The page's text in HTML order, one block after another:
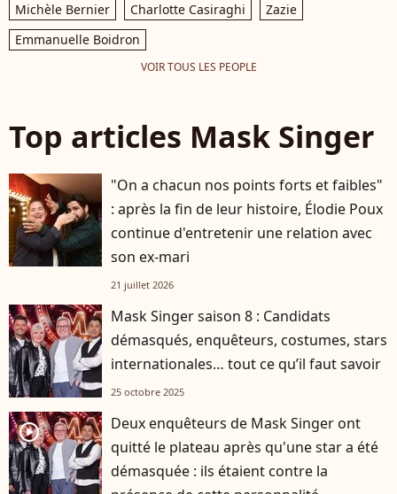
Michèle Bernier
Charlotte Casiraghi
Zazie
Emmanuelle Boidron
VOIR TOUS LES PEOPLE
Top articles Mask Singer
"On a chacun nos points forts et faibles"
: après la fin de leur histoire, Élodie Poux
continue d'entretenir une relation avec
son ex-mari
21 juillet 2026
Mask Singer saison 8 : Candidats
démasqués, enquêteurs, costumes, stars
internationales… tout ce qu’il faut savoir
25 octobre 2025
player2
Deux enquêteurs de Mask Singer ont
quitté le plateau après qu'une star a été
démasquée : ils étaient contre la